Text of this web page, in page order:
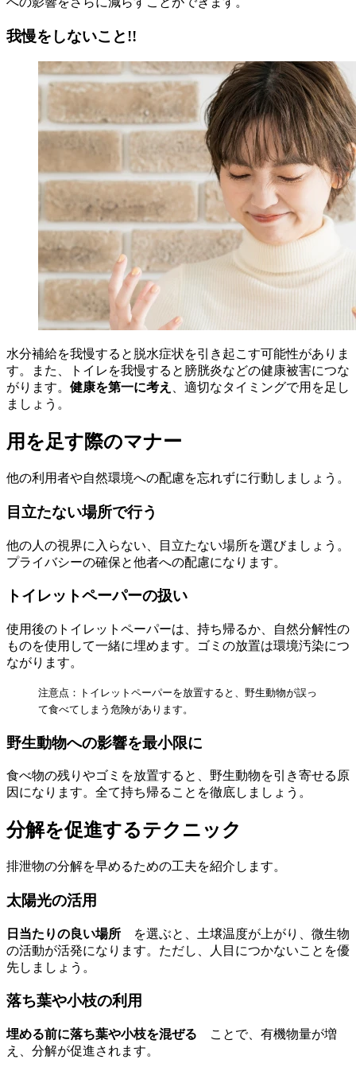
我慢をしないこと!!
水分補給を我慢すると脱水症状を引き起こす可能性がありま
す。また、トイレを我慢すると膀胱炎などの健康被害につな
がります。 健康を第一に考え
、適切なタイミングで用を足し
ましょう。
用を足す際のマナー
他の利用者や自然環境への配慮を忘れずに行動しましょう。
目立たない場所で行う
他の人の視界に入らない、目立たない場所を選びましょう。
プライバシーの確保と他者への配慮になります。
トイレットペーパーの扱い
使用後のトイレットペーパーは、持ち帰るか、自然分解性の
ものを使用して一緒に埋めます。ゴミの放置は環境汚染につ
ながります。
注意点：トイレットペーパーを放置すると、野生動物が誤っ
て食べてしまう危険があります。
野生動物への影響を最小限に
食べ物の残りやゴミを放置すると、野生動物を引き寄せる原
因になります。全て持ち帰ることを徹底しましょう。
分解を促進するテクニック
排泄物の分解を早めるための工夫を紹介します。
太陽光の活用
日当たりの良い場所 を選ぶと、土壌温度が上がり、微生物
の活動が活発になります。ただし、人目につかないことを優
先しましょう。
落ち葉や小枝の利用
埋める前に落ち葉や小枝を混ぜる ことで、有機物量が増
え、分解が促進されます。